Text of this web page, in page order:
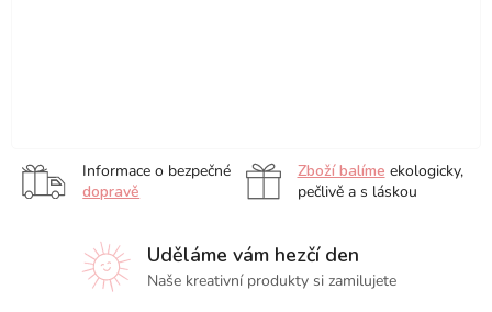
Informace o bezpečné
dopravě
Zboží balíme ekologicky,
pečlivě a s láskou
Uděláme vám hezčí den
Naše kreativní produkty si zamilujete